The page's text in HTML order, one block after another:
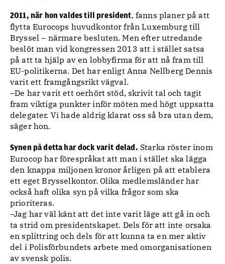
2011, när hon valdes till president, fanns planer på att
flytta Eurocops huvudkontor från Luxemburg till
Bryssel – närmare besluten. Men efter utredande
beslöt man vid kongressen 2013 att i stället satsa
på att ta hjälp av en lobbyfirma för att nå fram till
EU-politikerna. Det har enligt Anna Nellberg Dennis
varit ett framgångsrikt vägval.
–De har varit ett oerhört stöd, skrivit tal och tagit
fram viktiga punkter inför möten med högt uppsatta
delegater. Vi hade aldrig klarat oss så bra utan dem,
säger hon.
Synen på detta har dock varit delad. Starka röster inom
Eurocop har förespråkat att man i stället ska lägga
den knappa miljonen kronor årligen på att etablera
ett eget Brysselkontor. Olika medlemsländer har
också haft olika syn på vilka frågor som ska
prioriteras.
–Jag har väl känt att det inte varit läge att gå in och
ta strid om presidentskapet. Dels för att inte orsaka
en splittring och dels för att kunna ta en mer aktiv
del i Polisförbundets arbete med omorganisationen
av svensk polis.